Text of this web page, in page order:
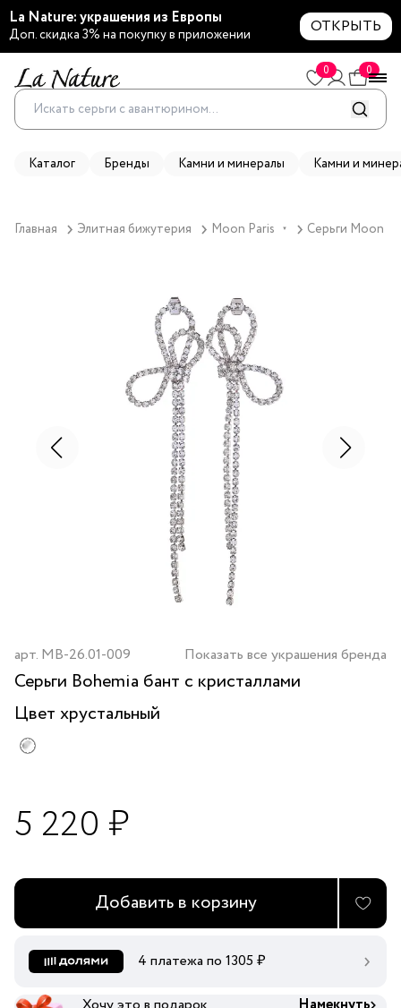
La Nature: украшения из Европы
Доп. скидка 3% на покупку в приложении ОТКРЫТЬ
0 0
Каталог Бренды Камни и минералы Камни и
Главная Элитная бижутерия Moon Paris ▼ Серьги Moon
арт. MB-26.01-009 Показать все украшения бренда
Серьги Bohemia бант с кристаллами
Цвет хрустальный
5 220 ₽
Добавить в корзину
4 платежа по 1305 ₽